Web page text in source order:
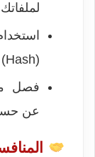
(Hash) للعقود والأصول الجوهرية.
فصل
عن